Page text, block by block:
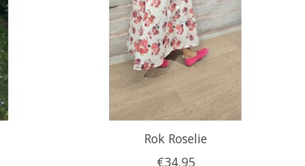
Rok Roselie
€34,95